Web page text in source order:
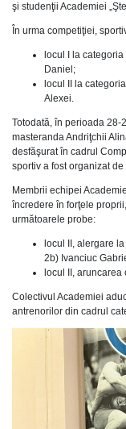
şi studenţii Academiei
În urma competiţiei,
locul I la
Daniel;
locul II la
Alexei.
Totodată, în perioada 28-
masteranda Andriţchii
desfăşurat în cadrul
sportiv a fost organizat
Membrii echipei
încredere în forţele
următoarele probe:
locul II, alergare
2b) Ivanciuc
locul II,
Colectivul Academiei
antrenorilor din cadrul